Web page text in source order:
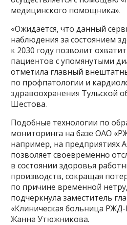
медицинского помощника».
«Ожидается, что данный
наблюдения за состоянием
к 2030 году позволит
пациентов с упомянутыми
отметила главный
по профпатологии и
здравоохранения Тульской
Шестова.
Подобные технологии по
мониторинга на базе ОАО
например, на предприятиях
позволяет своевременно
в состоянии здоровья
производств, сокращая
по причине временной
подчеркнула заместитель
«Клиническая больница
Жанна Утюжникова.